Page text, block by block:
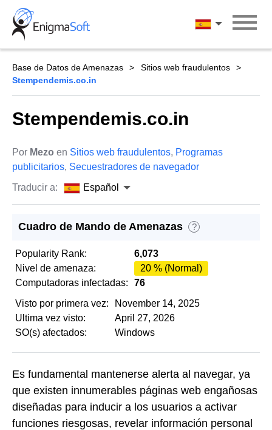
Skip
content
Español
Base de Datos de Amenazas
Sitios web fraudulentos
Stempendemis.co.in
Stempendemis.co.in
Por Mezo en Sitios web fraudulentos, Programas
publicitarios, Secuestradores de navegador
Traducir a:
Español
Cuadro de Mando de Amenazas ?
Popularity Rank:
6,073
Nivel de amenaza:
20 % (Normal)
Computadoras infectadas:
76
Visto por primera vez:
November 14, 2025
Ultima vez visto:
April 27, 2026
SO(s) afectados:
Windows
Es fundamental mantenerse alerta al navegar, ya
que existen innumerables páginas web engañosas
diseñadas para inducir a los usuarios a activar
funciones riesgosas, revelar información personal